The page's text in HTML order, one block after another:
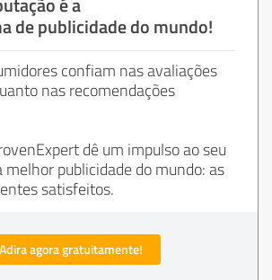
de publicidade do mundo!
confiam nas avaliações
nas recomendações
dê um impulso ao seu
melhor publicidade do mundo: as
satisfeitos.
Adira agora gratuitamente!